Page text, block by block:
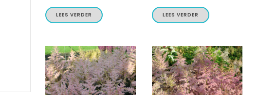
LEES VERDER LEES VERDER